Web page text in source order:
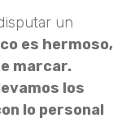
un
es hermoso,
marcar.
los
lo personal